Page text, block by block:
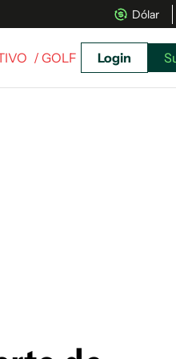
Dólar
Suscribite x US$
/ GOLF Login